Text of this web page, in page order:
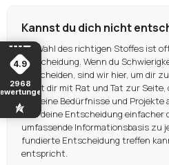
Kannst du dich nicht
Die Wahl des richtigen Stoffes ist
Entscheidung. Wenn du
entscheiden, sind wir hier, um dir
steht dir mit Rat und Tat zur Seite,
für deine Bedürfnisse und
wird deine Entscheidung einfacher
umfassende Informationsbasis zu
fundierte Entscheidung treffen
entspricht.
4.9
2968